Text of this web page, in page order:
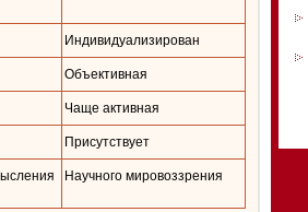
Индивидуализирован
Объективная
Чаще активная
Присутствует
Научного мировоззрения